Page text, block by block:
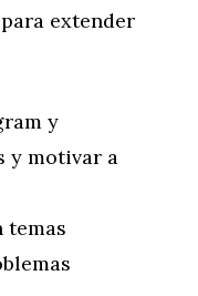
extender
y
y motivar a
temas